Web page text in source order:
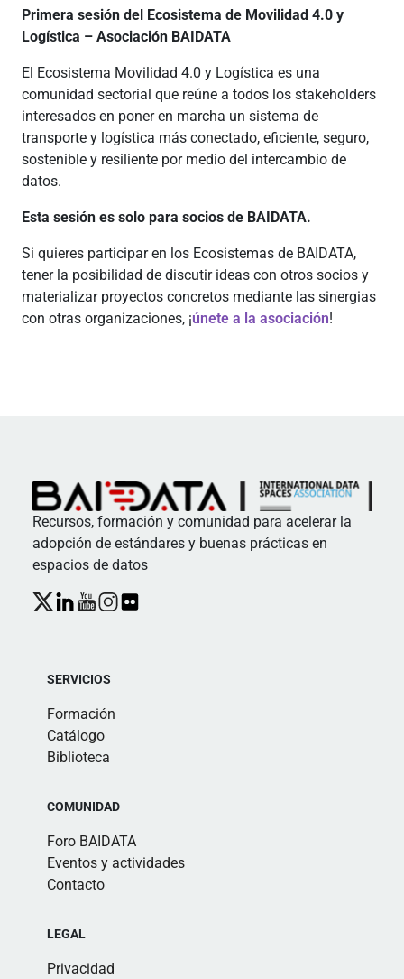
Primera sesión del Ecosistema de Movilidad 4.0 y
Logística – Asociación BAIDATA
El Ecosistema Movilidad 4.0 y Logística es una
comunidad sectorial que reúne a todos los stakeholders
interesados en poner en marcha un sistema de
transporte y logística más conectado, eficiente, seguro,
sostenible y resiliente por medio del intercambio de
datos.
Esta sesión es solo para socios de BAIDATA.
Si quieres participar en los Ecosistemas de BAIDATA,
tener la posibilidad de discutir ideas con otros socios y
materializar proyectos concretos mediante las sinergias
con otras organizaciones, ¡únete a la asociación!
Recursos, formación y comunidad para acelerar la
adopción de estándares y buenas prácticas en
espacios de datos
SERVICIOS
Formación
Catálogo
Biblioteca
COMUNIDAD
Foro BAIDATA
Eventos y actividades
Contacto
LEGAL
Privacidad